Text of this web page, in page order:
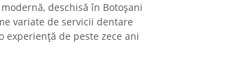
deschisă în Botoșani
variate de servicii dentare
de peste zece ani